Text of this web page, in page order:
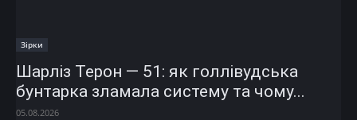
Зірки
Шарліз Терон — 51: як голлівудська
бунтарка зламала систему та чому...
05.08.2026